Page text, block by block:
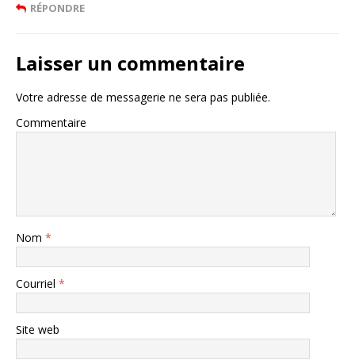
RÉPONDRE
Laisser un commentaire
Votre adresse de messagerie ne sera pas publiée.
Commentaire
Nom *
Courriel *
Site web